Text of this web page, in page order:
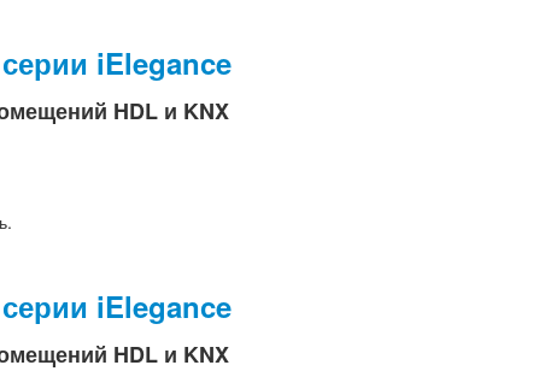
iElegance
HDL и KNX
iElegance
HDL и KNX